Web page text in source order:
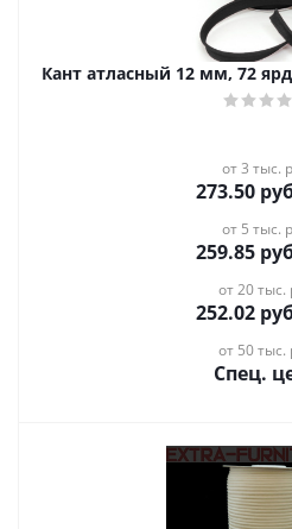
Кант атласный
от 3 тыс.
273.50
от 5 тыс.
259.85
от 20 тыс.
252.02
от 50 тыс.
Спец.